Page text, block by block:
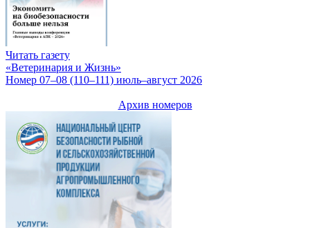
Читать газету
«Ветеринария и Жизнь»
Номер 07–08 (110–111) июль–август 2026
Архив номеров